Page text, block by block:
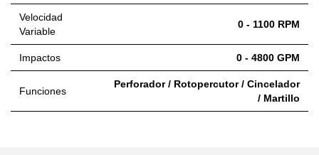
Velocidad
Variable
0 - 1100 RPM
Impactos 0 - 4800 GPM
Funciones
Perforador / Rotopercutor / Cincelador
/ Martillo